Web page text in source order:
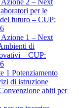
Azione 2 – Next
per le
futuro – CUP:
Azione 1 – Next
di
– CUP:
1 Potenziamento
di istruzione
abiti per